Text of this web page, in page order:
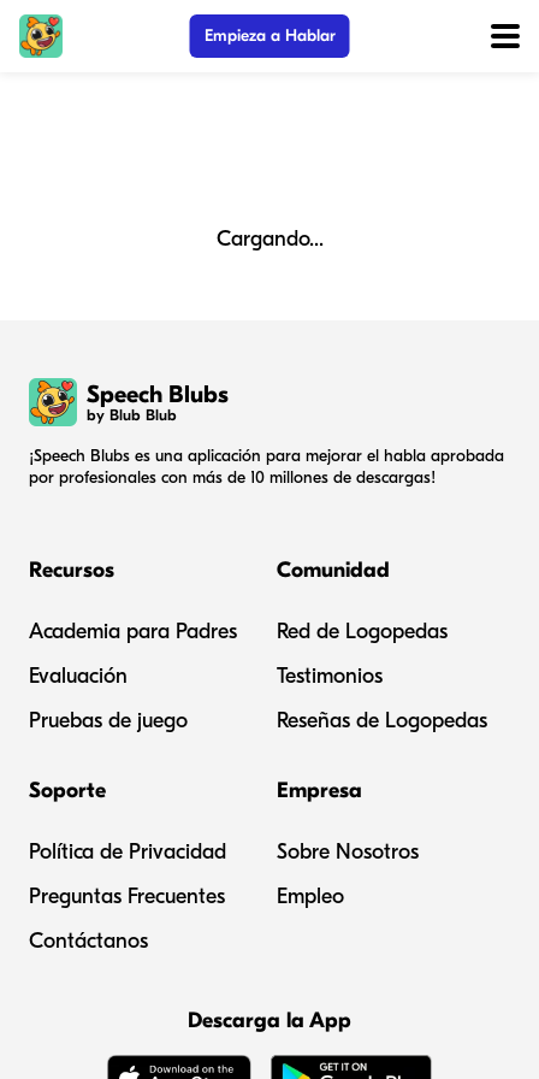
Empieza a Hablar
Cargando...
Speech Blubs
by Blub Blub
¡Speech Blubs es una aplicación para mejorar el habla aprobada
por profesionales con más de 10 millones de descargas!
Recursos
Academia para Padres
Evaluación
Pruebas de juego
Comunidad
Red de Logopedas
Testimonios
Reseñas de Logopedas
Soporte
Política de Privacidad
Preguntas Frecuentes
Contáctanos
Empresa
Sobre Nosotros
Empleo
Descarga la App